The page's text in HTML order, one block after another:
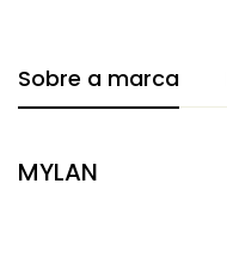
Sobre a marca
MYLAN